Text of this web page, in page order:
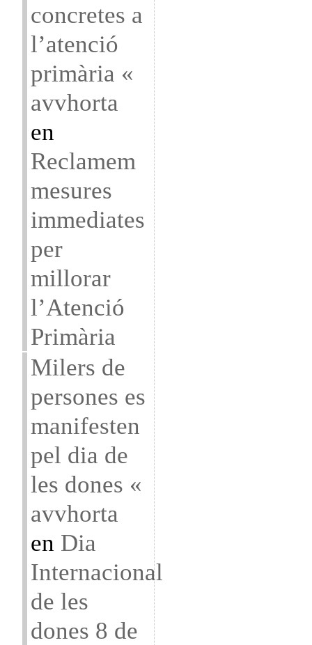
concretes a
l’atenció
primària «
avvhorta
en
Reclamem
mesures
immediates
per
millorar
l’Atenció
Primària
Milers de
persones es
manifesten
pel dia de
les dones «
avvhorta
en Dia
Internacional
de les
dones 8 de